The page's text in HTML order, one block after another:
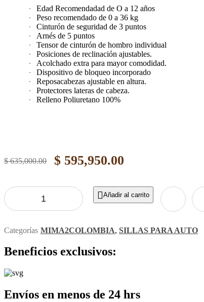
Edad Recomendadad de O a 12 años
Peso recomendado de 0 a 36 kg
Cinturón de seguridad de 3 puntos
Arnés de 5 puntos
Tensor de cinturón de hombro individual
Posiciones de reclinación ajustables.
Acolchado extra para mayor comodidad.
Dispositivo de bloqueo incorporado
Reposacabezas ajustable en altura.
Protectores lateras de cabeza.
Relleno Poliuretano 100%
$635,000.00
Original
was:
$ 635,000.00.
$ 595,950.00
is:
$ 595,950.00.
Añadir al carrito
Categorías MIMA2COLOMBIA, SILLAS PARA AUTO
Beneficios exclusivos:
Envíos en menos de 24 hrs